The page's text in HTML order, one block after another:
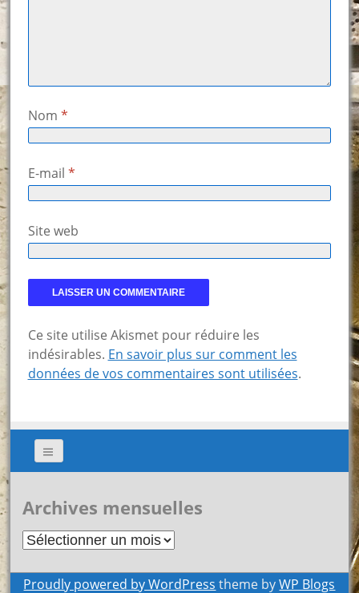
Nom *
E-mail *
Site web
Ce site utilise Akismet pour réduire les
indésirables. En savoir plus sur comment les
données de vos commentaires sont utilisées.
Archives mensuelles
Archives
Proudly powered by WordPress theme byWP Blogs